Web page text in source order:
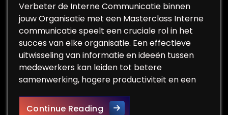
Verbeter de Interne Communicatie binnen
jouw Organisatie met een Masterclass Interne
communicatie speelt een cruciale rol in het
succes van elke organisatie. Een effectieve
uitwisseling van informatie en ideeën tussen
medewerkers kan leiden tot betere
samenwerking, hogere productiviteit en een
Continue ReadingOptimaliseer Interne